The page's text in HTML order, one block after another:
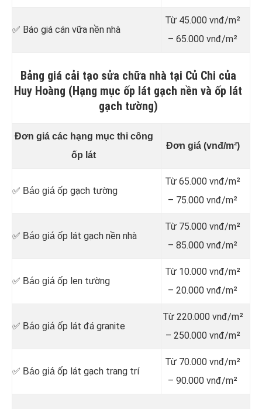
✅ Báo giá cán vữa nền nhà
Từ 45.000 vnđ/m²
– 65.000 vnđ/m²
Bảng giá cải tạo sửa chữa nhà tại Củ Chi của
Huy Hoàng (Hạng mục ốp lát gạch nền và ốp lát
gạch tường)
Đơn giá các hạng mục thi công
ốp lát
Đơn giá (vnđ/m²)
✅ Báo giá ốp gạch tường
Từ 65.000 vnđ/m²
– 75.000 vnđ/m²
✅ Báo giá ốp lát gạch nền nhà
Từ 75.000 vnđ/m²
– 85.000 vnđ/m²
✅ Báo giá ốp len tường
Từ 10.000 vnđ/m²
– 20.000 vnđ/m²
✅ Báo giá ốp lát đá granite
Từ 220.000 vnđ/m²
– 250.000 vnđ/m²
✅ Báo giá ốp lát gạch trang trí
Từ 70.000 vnđ/m²
– 90.000 vnđ/m²